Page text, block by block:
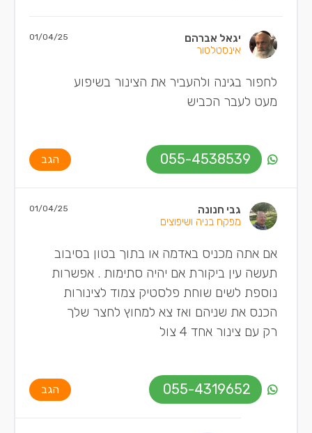
יגאל אברהם
אינסטלטור
01/04/25
לחפור בגינה ולהעביר את הצינור בשיפוע
מעט לעבר הכביש
055-4538539 הגב
גבי חנונה
מפקח בניה ושיפוצים
01/04/25
אם אתה מכניס באדמה או בתוך בטון בסיבוב
תעשה עין ביקורת אם יהיה סתימות . אפשרות
נוספת לשים שוחת פלסטיק צמוד לצינורות
הכנס את שניהם ואז צא למחוץ לחצר שלך
רק עם צינור אחד 4 צול
055-4319652 הגב